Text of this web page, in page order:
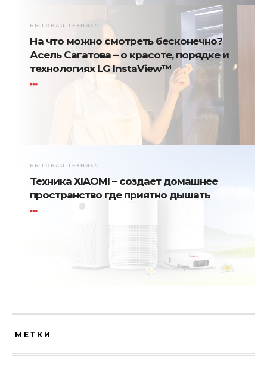
БЫТОВАЯ ТЕХНИКА
На что можно смотреть бесконечно?
Асель Сагатова – о красоте, порядке и
технологиях LG InstaView™
БЫТОВАЯ ТЕХНИКА
Техника XIAOMI – создает домашнее
пространство где приятно дышать
МЕТКИ